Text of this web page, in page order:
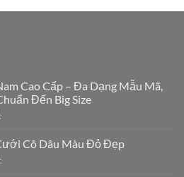
Cao Cấp – Đa Dạng Mẫu Mã,
Đến Big Size
ở
Dài
Cách
Tân
Cô Dâu Màu Đỏ Đẹp
ở